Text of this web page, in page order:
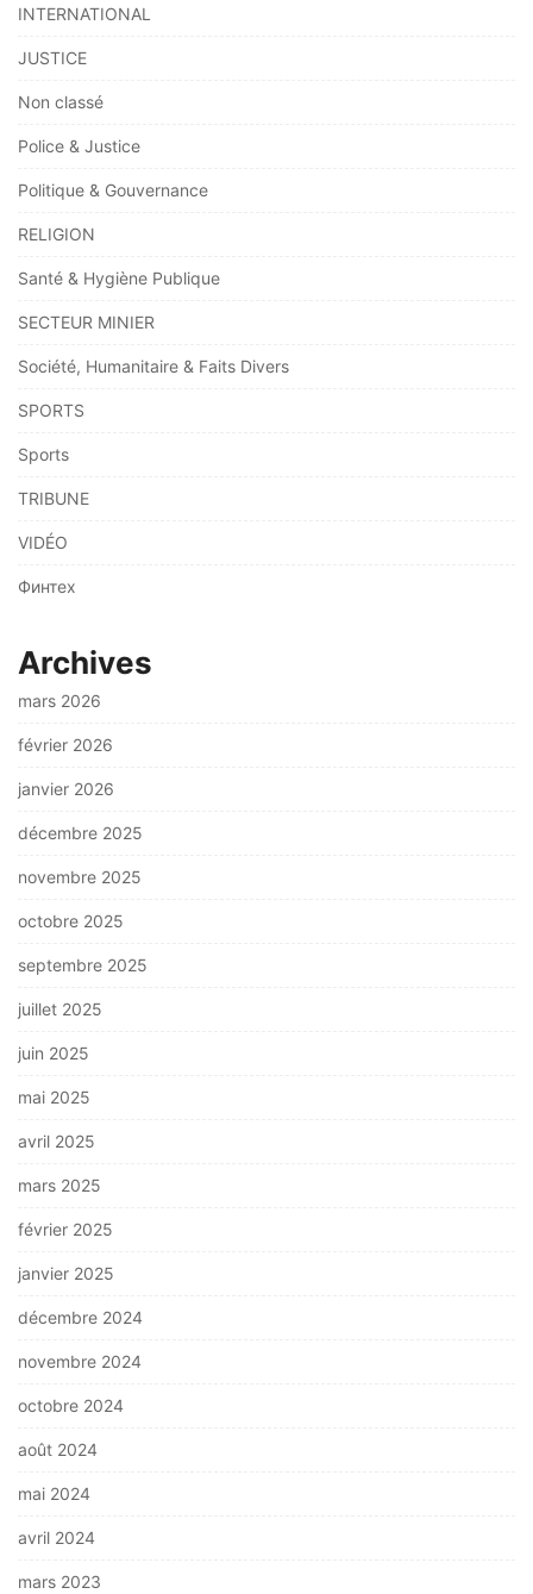
INTERNATIONAL
JUSTICE
Non classé
Police & Justice
Politique & Gouvernance
RELIGION
Santé & Hygiène Publique
SECTEUR MINIER
Société, Humanitaire & Faits Divers
SPORTS
Sports
TRIBUNE
VIDÉO
Финтех
Archives
mars 2026
février 2026
janvier 2026
décembre 2025
novembre 2025
octobre 2025
septembre 2025
juillet 2025
juin 2025
mai 2025
avril 2025
mars 2025
février 2025
janvier 2025
décembre 2024
novembre 2024
octobre 2024
août 2024
mai 2024
avril 2024
mars 2023